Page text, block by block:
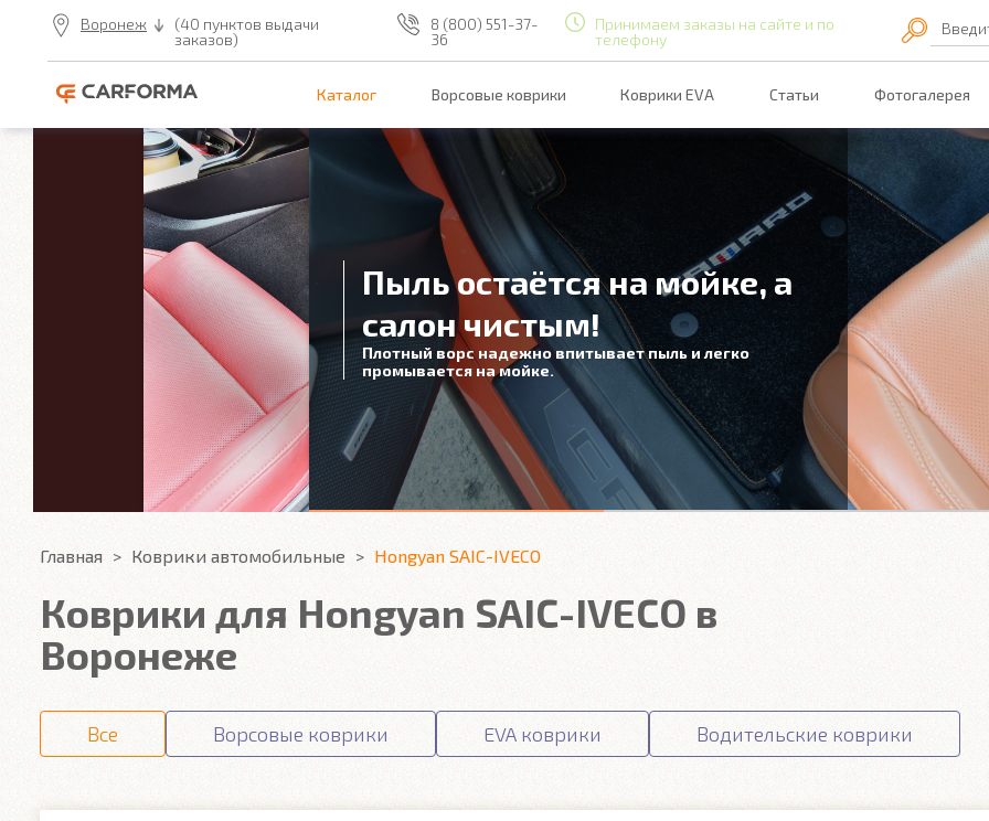
Воронеж
(40 пунктов выдачи
заказов)
8 (800) 551-37-
36
Принимаем заказы на сайте и по
телефону
Каталог Ворсовые коврики Коврики EVA Статьи Фотогалерея
Пыль остаётся на мойке, а
салон чистым!
Плотный ворс надежно впитывает пыль и легко
промывается на мойке.
Главная Коврики автомобильные Hongyan SAIC-IVECO
Коврики для Hongyan SAIC-IVECO в
Воронеже
Все Ворсовые коврики EVA коврики Водительские коврики